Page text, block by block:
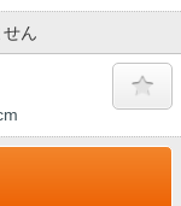
ん